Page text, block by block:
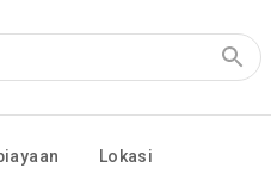
Lokasi